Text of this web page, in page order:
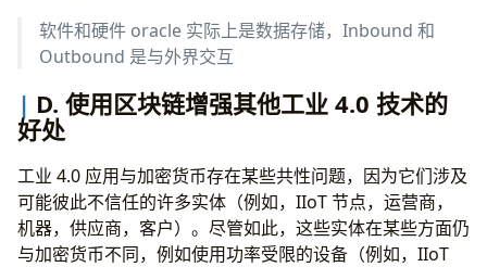
软件和硬件 oracle 实际上是数据存储，Inbound 和
Outbound 是与外界交互
D. 使用区块链增强其他工业 4.0 技术的
好处
工业 4.0 应用与加密货币存在某些共性问题，因为它们涉及
可能彼此不信任的许多实体（例如，IIoT 节点，运营商，
机器，供应商，客户）。尽管如此，这些实体在某些方面仍
与加密货币不同，例如使用功率受限的设备（例如，IIoT